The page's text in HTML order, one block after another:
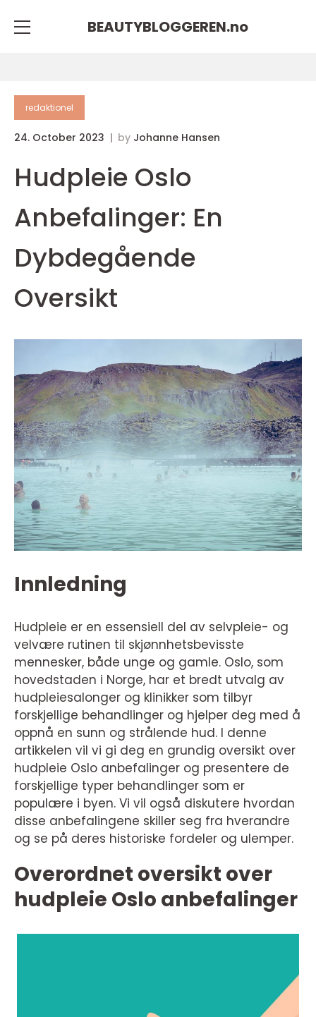
BEAUTYBLOGGEREN.no
redaktionel
24. October 2023 by Johanne Hansen
Hudpleie Oslo
Anbefalinger: En
Dybdegående
Oversikt
Innledning
Hudpleie er en essensiell del av selvpleie- og
velvære rutinen til skjønnhetsbevisste
mennesker, både unge og gamle. Oslo, som
hovedstaden i Norge, har et bredt utvalg av
hudpleiesalonger og klinikker som tilbyr
forskjellige behandlinger og hjelper deg med å
oppnå en sunn og strålende hud. I denne
artikkelen vil vi gi deg en grundig oversikt over
hudpleie Oslo anbefalinger og presentere de
forskjellige typer behandlinger som er
populære i byen. Vi vil også diskutere hvordan
disse anbefalingene skiller seg fra hverandre
og se på deres historiske fordeler og ulemper.
Overordnet oversikt over
hudpleie Oslo anbefalinger